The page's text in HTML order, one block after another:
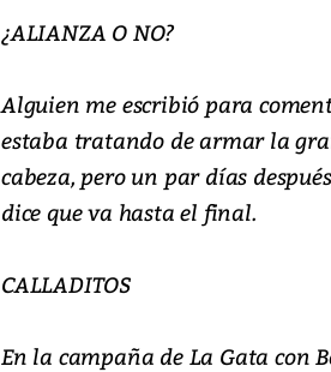
¿ALIANZA O NO?
Alguien me escribió para
estaba tratando de armar la
cabeza, pero un par días
dice que va hasta el final.
CALLADITOS
En la campaña de La Gata con